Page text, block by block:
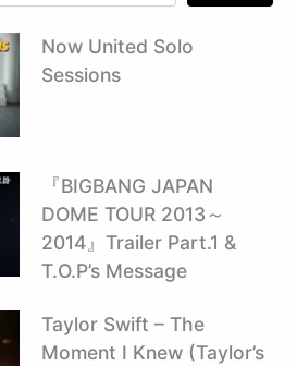
Now United Solo
Sessions
『BIGBANG JAPAN
DOME TOUR 2013～
2014』Trailer Part.1 &
T.O.P’s Message
Taylor Swift – The
Moment I Knew (Taylor’s